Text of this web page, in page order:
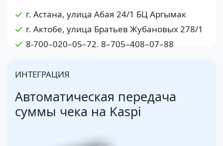
г. Астана, улица Абая 24/1 БЦ Аргымак
г. Актобе, улица Братьев Жубановых 278/1
8-700–020–05–72, 8–705–408–07–88
ИНТЕГРАЦИЯ
Автоматическая передача
суммы чека на Kaspi